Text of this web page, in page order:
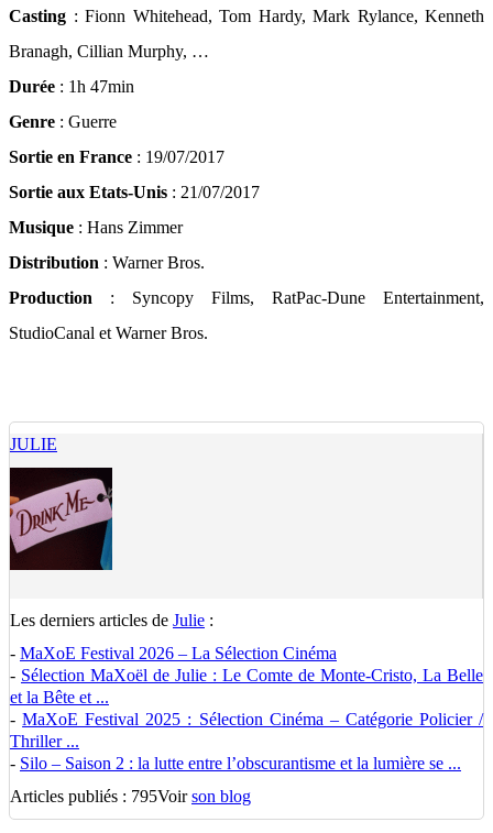
Casting : Fionn Whitehead, Tom Hardy, Mark Rylance, Kenneth
Branagh, Cillian Murphy, …
Durée : 1h 47min
Genre : Guerre
Sortie en France : 19/07/2017
Sortie aux Etats-Unis : 21/07/2017
Musique : Hans Zimmer
Distribution : Warner Bros.
Production : Syncopy Films, RatPac-Dune Entertainment,
StudioCanal et Warner Bros.
JULIE
Les derniers articles de Julie :
- MaXoE Festival 2026 – La Sélection Cinéma
- Sélection MaXoël de Julie : Le Comte de Monte-Cristo, La Belle
et la Bête et ...
-MaXoE Festival 2025 : Sélection Cinéma – Catégorie Policier /
Thriller ...
- Silo – Saison 2 : la lutte entre l’obscurantisme et la lumière se ...
Articles publiés : 795Voirson blog